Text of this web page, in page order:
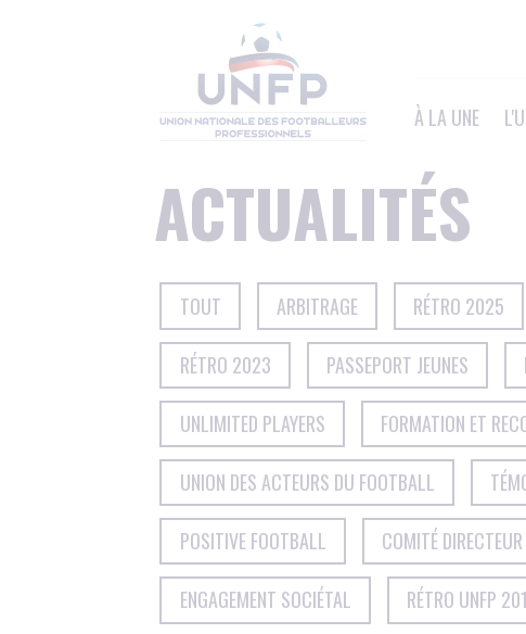
À LA UNE
ACTUALITÉS
TOUT ARBITRAGE RÉTRO 2025
RÉTRO 2023 PASSEPORT JEUNES
UNLIMITED PLAYERS FORMATION ET
UNION DES ACTEURS DU FOOTBALL
POSITIVE FOOTBALL COMITÉ
ENGAGEMENT SOCIÉTAL RÉTRO UNFP